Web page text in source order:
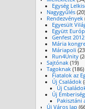
Egység
Nagygyűlés (20)
Rendezvények
Egyesült
Együtt
Genfest 2012
Mária
Máriapoli
Run4Unity
Sajtónak (19)
Tagoknak (186)
Fiatalok az
Új Családok
Új
Új Emberiség
Pakisztáni
Új Város lap